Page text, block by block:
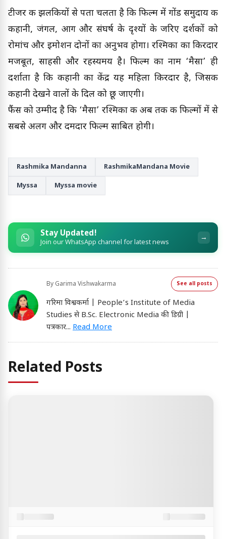
टीजर की झलकियों से पता चलता है कि फिल्म में गोंड समुदाय की
कहानी, जंगल, आग और संघर्ष के दृश्यों के जरिए दर्शकों को
रोमांच और इमोशन दोनों का अनुभव होगा। रश्मिका का किरदार
मजबूत, साहसी और रहस्यमय है। फिल्म का नाम ‘मैसा’ ही
दर्शाता है कि कहानी का केंद्र यह महिला किरदार है, जिसकी
कहानी देखने वालों के दिल को छू जाएगी।
फैंस को उम्मीद है कि ‘मैसा’ रश्मिका की अब तक की फिल्मों में से
सबसे अलग और दमदार फिल्म साबित होगी।
Rashmika Mandanna RashmikaMandana Movie
Myssa Myssa movie
Stay Updated!
Join our WhatsApp channel for latest news →
By Garima Vishwakarma See all posts
गरिमा विश्वकर्मा | People’s Institute of Media
Studies से B.Sc. Electronic Media की डिग्री |
पत्रकार... Read More
Related Posts